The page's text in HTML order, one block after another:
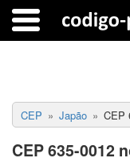
CEP Japão CEP
CEP 635-0012